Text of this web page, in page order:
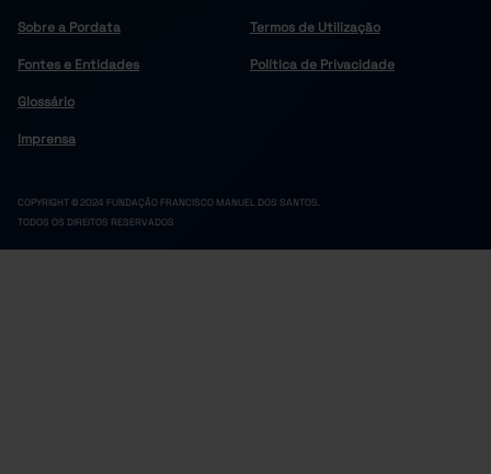
Sobre a Pordata
Fontes e Entidades
Glossário
Imprensa
Termos de Utilização
Política de Privacidade
COPYRIGHT © 2024 FUNDAÇÃO FRANCISCO MANUEL DOS SANTOS.
TODOS OS DIREITOS RESERVADOS